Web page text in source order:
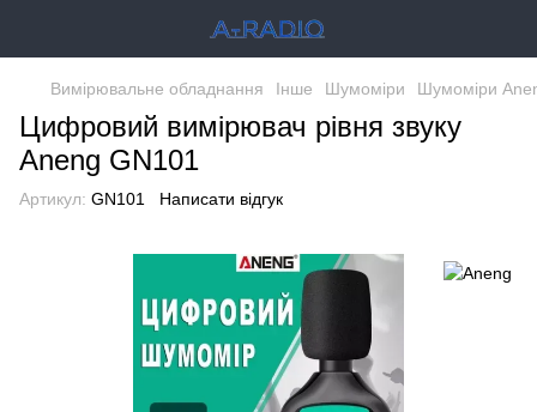
Вимірювальне обладнання Інше Шумоміри Шумоміри
Цифровий вимірювач рівня звуку
Aneng GN101
Артикул: GN101 Написати відгук